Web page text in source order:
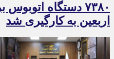
۷۳۸۰ دستگاه
اربعین به‌ کارگیری شد